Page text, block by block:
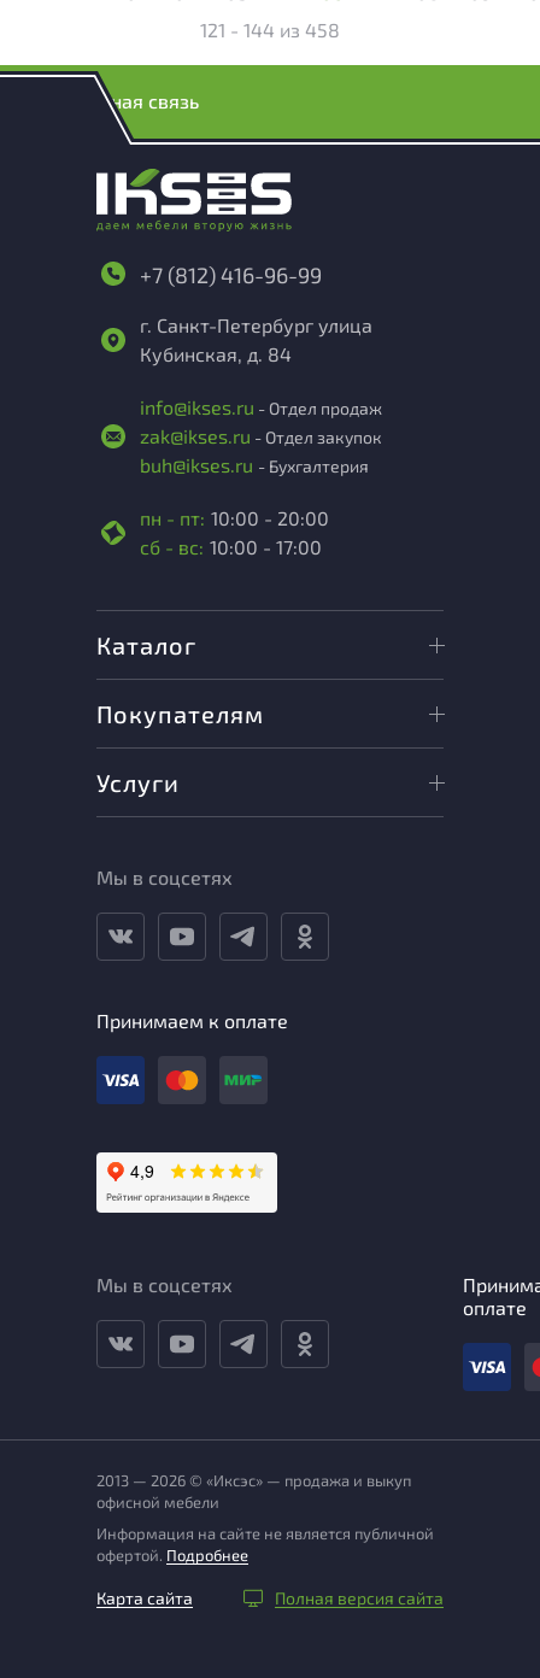
121 - 144 из 458
Обратная связь
+7 (812) 416-96-99
г. Санкт-Петербург улица
Кубинская, д. 84
info@ikses.ru - Отдел продаж
zak@ikses.ru - Отдел закупок
buh@ikses.ru - Бухгалтерия
пн - пт: 10:00 - 20:00
сб - вс: 10:00 - 17:00
Каталог
Покупателям
Услуги
Мы в соцсетях
Принимаем к оплате
Мы в соцсетях
оплате
2013 — 2026 © «Иксэс» — продажа и выкуп
офисной мебели
Информация на сайте не является публичной
офертой. Подробнее
Карта сайта Полная версия сайта